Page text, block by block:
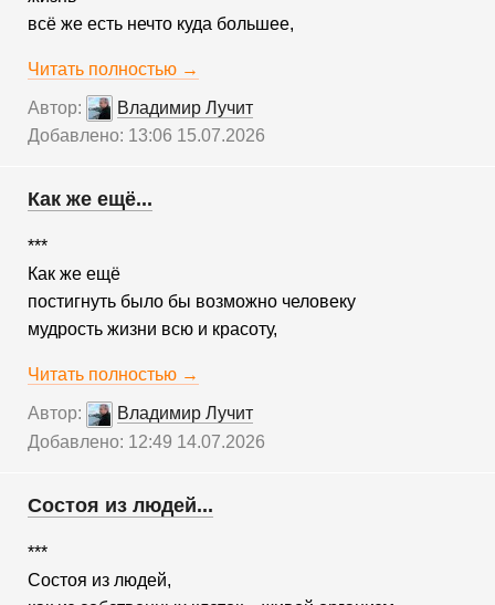
всё же есть нечто куда большее,
Читать полностью →
Автор:
Владимир Лучит
Добавлено: 13:06 15.07.2026
Как же ещё...
***
Как же ещё
постигнуть было бы возможно человеку
мудрость жизни всю и красоту,
Читать полностью →
Автор:
Владимир Лучит
Добавлено: 12:49 14.07.2026
Состоя из людей...
***
Состоя из людей,